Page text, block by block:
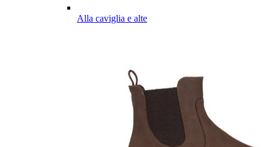
Alla caviglia e alte